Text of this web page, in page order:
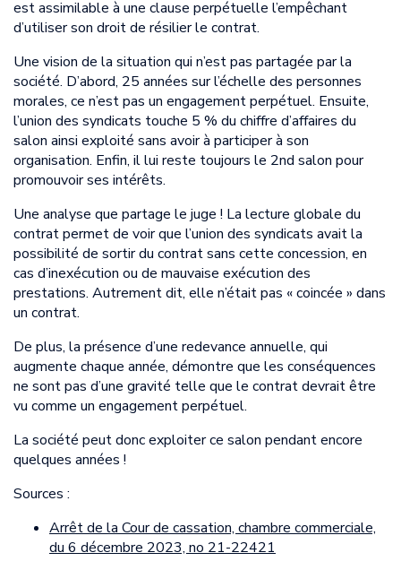
est assimilable à une clause perpétuelle l’empêchant
d’utiliser son droit de résilier le contrat.
Une vision de la situation qui n’est pas partagée par la
société. D’abord, 25 années sur l’échelle des personnes
morales, ce n’est pas un engagement perpétuel. Ensuite,
l’union des syndicats touche 5 % du chiffre d’affaires du
salon ainsi exploité sans avoir à participer à son
organisation. Enfin, il lui reste toujours le 2nd salon pour
promouvoir ses intérêts.
Une analyse que partage le juge ! La lecture globale du
contrat permet de voir que l’union des syndicats avait la
possibilité de sortir du contrat sans cette concession, en
cas d’inexécution ou de mauvaise exécution des
prestations. Autrement dit, elle n’était pas « coincée » dans
un contrat.
De plus, la présence d’une redevance annuelle, qui
augmente chaque année, démontre que les conséquences
ne sont pas d’une gravité telle que le contrat devrait être
vu comme un engagement perpétuel.
La société peut donc exploiter ce salon pendant encore
quelques années !
Sources :
Arrêt de la Cour de cassation, chambre commerciale,
du 6 décembre 2023, no 21-22421